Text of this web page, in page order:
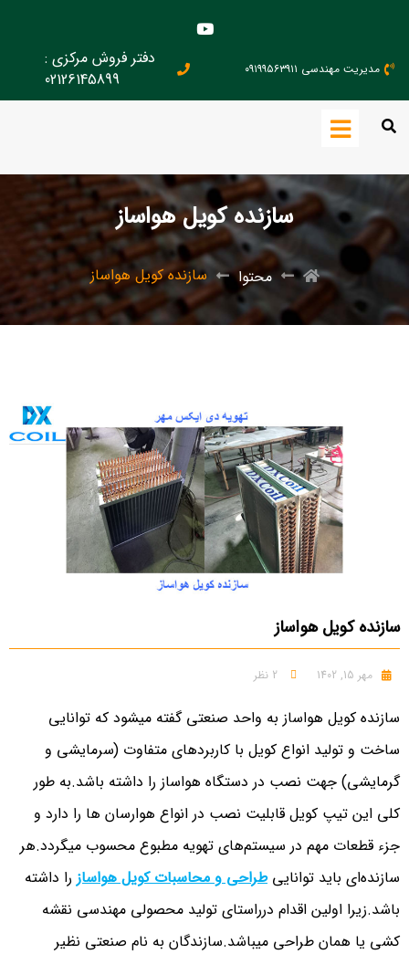
مدیریت مهندسی ۰۹۱۹۹۵۶۳۹۱۱
دفتر فروش مرکزی :
02126145899
سازنده کویل هواساز
محتوا سازنده کویل هواساز
سازنده کویل هواساز
مهر 15, 1402 2 نظر
سازنده کویل هواساز به واحد صنعتی گفته میشود که توانایی
ساخت و تولید انواع کویل با کاربردهای متفاوت (سرمایشی و
گرمایشی) جهت نصب در دستگاه هواساز را داشته باشد.به طور
کلی این تیپ کویل قابلیت نصب در انواع هوارسان ها را دارد و
جزء قطعات مهم در سیستم‌های تهویه مطبوع محسوب میگردد.هر
سازنده‌ای باید تواناییطراحی و محاسبات کویل هواسازرا داشته
باشد.زیرا اولین اقدام درراستای تولید محصولی مهندسی نقشه
کشی یا همان طراحی میباشد.سازندگان به نام صنعتی نظیر